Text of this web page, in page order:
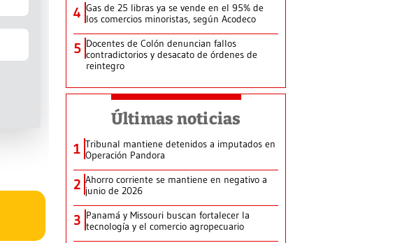
4 Gas de 25 libras ya se vende en el 95% de
los comercios minoristas, según Acodeco
5 Docentes de Colón denuncian fallos
contradictorios y desacato de órdenes de
reintegro
Últimas noticias
1 Tribunal mantiene detenidos a imputados en
Operación Pandora
2 Ahorro corriente se mantiene en negativo a
junio de 2026
3 Panamá y Missouri buscan fortalecer la
tecnología y el comercio agropecuario